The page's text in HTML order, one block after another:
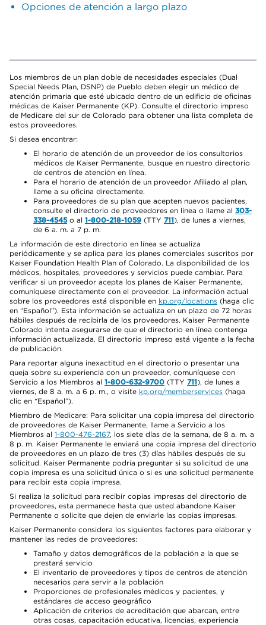
Opciones de atención a largo plazo
Los miembros de un plan doble de necesidades especiales (Dual
Special Needs Plan, DSNP) de Pueblo deben elegir un médico de
atención primaria que esté ubicado dentro de un edificio de oficinas
médicas de Kaiser Permanente (KP). Consulte el directorio impreso
de Medicare del sur de Colorado para obtener una lista completa de
estos proveedores.
Si desea encontrar:
El horario de atención de un proveedor de los consultorios
médicos de Kaiser Permanente, busque en nuestro directorio
de centros de atención en línea.
Para el horario de atención de un proveedor Afiliado al plan,
llame a su oficina directamente.
Para proveedores de su plan que acepten nuevos pacientes,
consulte el directorio de proveedores en línea o llame al 303-
338-4545o al 1-800-218-1059 (TTY 711), de lunes a viernes,
de 6 a. m. a 7 p. m.
La información de este directorio en línea se actualiza
periódicamente y se aplica para los planes comerciales suscritos por
Kaiser Foundation Health Plan of Colorado. La disponibilidad de los
médicos, hospitales, proveedores y servicios puede cambiar. Para
verificar si un proveedor acepta los planes de Kaiser Permanente,
comuníquese directamente con el proveedor. La información actual
sobre los proveedores está disponible en kp.org/locations (haga clic
en “Español”). Esta información se actualiza en un plazo de 72 horas
hábiles después de recibirla de los proveedores. Kaiser Permanente
Colorado intenta asegurarse de que el directorio en línea contenga
información actualizada. El directorio impreso está vigente a la fecha
de publicación.
Para reportar alguna inexactitud en el directorio o presentar una
queja sobre su experiencia con un proveedor, comuníquese con
Servicio a los Miembros al 1-800-632-9700 (TTY 711), de lunes a
viernes, de 8 a. m. a 6 p. m., o visite kp.org/memberservices (haga
clic en “Español”).
Miembro de Medicare: Para solicitar una copia impresa del directorio
de proveedores de Kaiser Permanente, llame a Servicio a los
Miembros al 1-800-476-2167, los siete días de la semana, de 8 a. m. a
8 p. m. Kaiser Permanente le enviará una copia impresa del directorio
de proveedores en un plazo de tres (3) días hábiles después de su
solicitud. Kaiser Permanente podría preguntar si su solicitud de una
copia impresa es una solicitud única o si es una solicitud permanente
para recibir esta copia impresa.
Si realiza la solicitud para recibir copias impresas del directorio de
proveedores, esta permanece hasta que usted abandone Kaiser
Permanente o solicite que dejen de enviarle las copias impresas.
Kaiser Permanente considera los siguientes factores para elaborar y
mantener las redes de proveedores:
Tamaño y datos demográficos de la población a la que se
prestará servicio
El inventario de proveedores y tipos de centros de atención
necesarios para servir a la población
Proporciones de profesionales médicos y pacientes, y
estándares de acceso geográfico
Aplicación de criterios de acreditación que abarcan, entre
otras cosas, capacitación educativa, licencias, experiencia